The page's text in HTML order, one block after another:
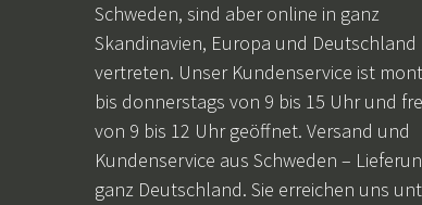
Schweden, sind aber online in ganz
Skandinavien, Europa und Deutschland
vertreten. Unser Kundenservice ist
bis donnerstags von 9 bis 15 Uhr und
von 9 bis 12 Uhr geöffnet. Versand und
Kundenservice aus Schweden –
ganz Deutschland. Sie erreichen uns